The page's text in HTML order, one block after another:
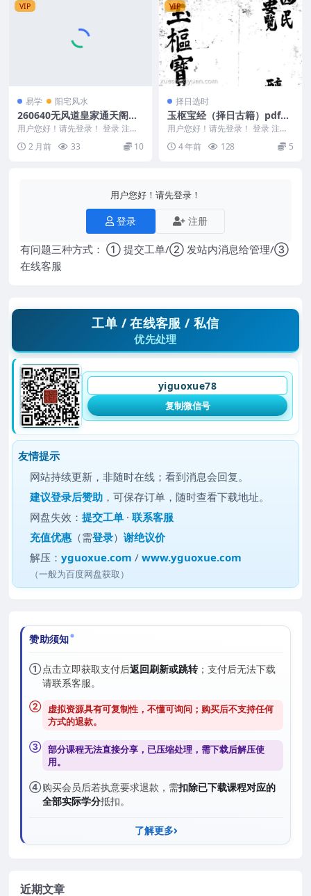
VIP
易学 阳宅风水
260640无风道皇家通天阁河
洛阳宅吉凶断-天下一宅断-不
用罗盘-不定坐向-铁口直断19
2页Y
用户您好！请先登录！ 登录 注册
无风道皇家通天阁河洛阳宅吉凶
断-天下一宅断-不...
2 月前 33 10
VIP
择日选时
玉枢宝经（择日古籍）pdf百
度盘下载免费下载
用户您好！请先登录！ 登录 注册
玉枢宝经（择日古籍） 编码：221
415C45...
4 年前 128 5
用户您好！请先登录！
登录 注册
有问题三种方式： ① 提交工单/② 发站内消息给管理/③
在线客服
工单 / 在线客服 / 私信
优先处理
yiguoxue78
复制微信号
友情提示
网站持续更新，非随时在线；看到消息会回复。
建议登录后赞助 ，可保存订单，随时查看下载地址。
网盘失效：提交工单 ·联系客服
充值优惠 （需登录）谢绝议价
解压：yguoxue.com /www.yguoxue.com
（一般为百度网盘获取）
赞助须知
①点击立即获取支付后返回刷新或跳转；支付后无法下载
请联系客服。
② 虚拟资源具有可复制性，不懂可询问；购买后不支持任何
方式的退款。
③ 部分课程无法直接分享，已压缩处理，需下载后解压使
用。
④购买会员后若执意要求退款，需扣除已下载课程对应的
全部实际学分抵扣。
了解更多
近期文章